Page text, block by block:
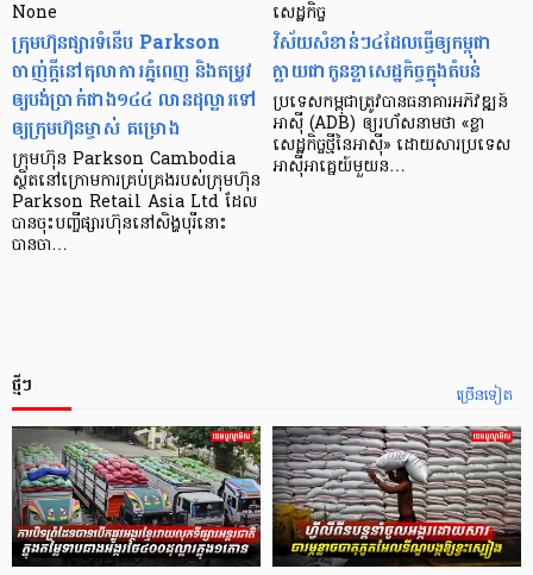
None
ក្រុមហ៊ុនផ្សារទំនើប Parkson
ចាញ់ក្ដីនៅតុលាការភ្នំពេញ និងតម្រូវ
ឲ្យបង់ប្រាក់ជាង១៤៤ លានដុល្លារទៅ
ឲ្យក្រុមហ៊ុនម្ចាស់ គម្រោង
ក្រុមហ៊ុន Parkson Cambodia
ស្ថិតនៅក្រោមការគ្រប់គ្រងរបស់ក្រុមហ៊ុន
Parkson Retail Asia Ltd ដែល
បានចុះបញ្ចីផ្សារហ៊ុននៅសិង្ហបុរីនោះ
បានចា…
សេដ្ឋកិច្ច​
វិស័យ​សំខាន់ៗ​៤​ដែល​ធ្វើ​ឲ្យ​កម្ពុជា​
ក្លាយ​ជា​កូន​ខ្លា​សេដ្ឋកិច្ច​ក្នុង​តំបន់
ប្រទេស​កម្ពុជា​ត្រូវ​បាន​ធនាគារ​អភិវឌ្ឍន៍​
អាស៊ី (ADB) ឲ្យ​រហ័ស​នាមថា «ខ្លា​
សេដ្ឋកិច្ច​ថ្មី​នៃ​អាស៊ី» ដោយសារ​ប្រទេស​
អាស៊ី​អាគ្នេយ៍​មួយ​ន…
ច្រើនទៀត
ថ្មីៗ